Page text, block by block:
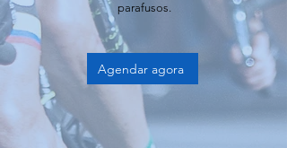
parafusos.
Agendar agora